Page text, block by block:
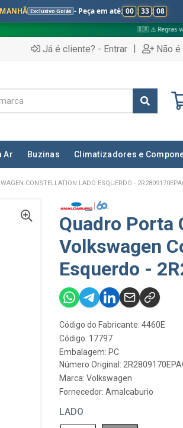
Exclusivo Goiás - Peça em até: 00 : 33 : 07
🇧🇷 ⚠️ Regras válidas apenas para:
Já é cliente? - Entrar | Não
Ar Buzinas Climatizadores e
CONSTELLATION LADO ESQUERDO -
Quadro Porta
Volkswagen
Esquerdo -
Código do Fabricante: 4460E
Código: 17797
Embalagem: PC
Número Original:
Marca: Volkswagen
Fornecedor: Amalcaburio
LADO